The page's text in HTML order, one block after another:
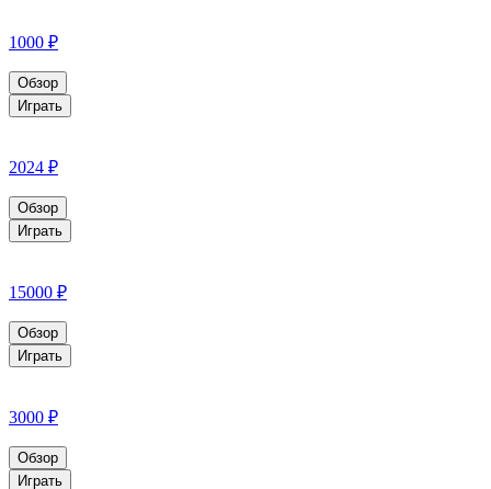
1000 ₽
Обзор
Играть
2024 ₽
Обзор
Играть
15000 ₽
Обзор
Играть
3000 ₽
Обзор
Играть